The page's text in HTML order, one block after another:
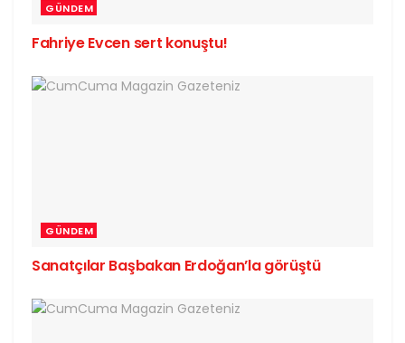
GÜNDEM
Fahriye Evcen sert konuştu!
GÜNDEM
Sanatçılar Başbakan Erdoğan’la görüştü